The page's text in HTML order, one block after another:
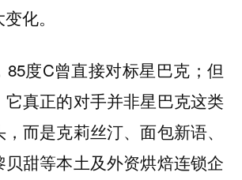
化。
85度C曾直接对标星巴克；但
真正的对手并非星巴克这类
而是克莉丝汀、面包新语、
甜等本土及外资烘焙连锁企